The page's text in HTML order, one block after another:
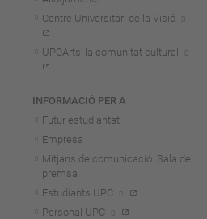
Centre Universitari de la Visió
UPCArts, la comunitat cultural
INFORMACIÓ PER A
Futur estudiantat
Empresa
Mitjans de comunicació. Sala de
premsa
Estudiants UPC
Personal UPC